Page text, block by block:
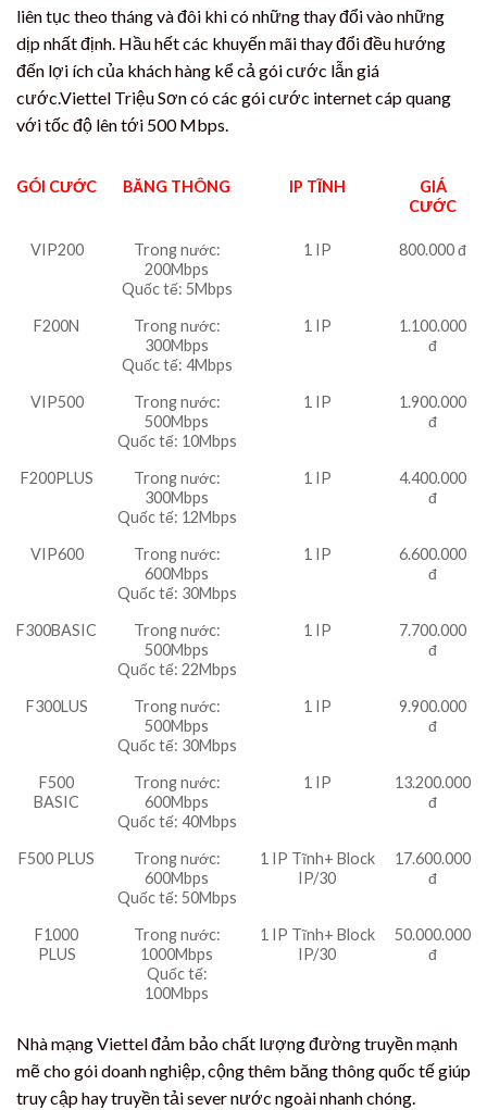
liên tục theo tháng và đôi khi có những thay đổi vào những
dịp nhất định. Hầu hết các khuyến mãi thay đổi đều hướng
đến lợi ích của khách hàng kể cả gói cước lẫn giá
cước.Viettel Triệu Sơn có các gói cước internet cáp quang
với tốc độ lên tới 500 Mbps.
GÓI CƯỚC BĂNG THÔNG IP TĨNH
GIÁ
CƯỚC
VIP200
Trong nước:
200Mbps
Quốc tế: 5Mbps
1 IP 800.000 đ
F200N
Trong nước:
300Mbps
Quốc tế: 4Mbps
1 IP
1.100.000
đ
VIP500
Trong nước:
500Mbps
Quốc tế: 10Mbps
1 IP
1.900.000
đ
F200PLUS
Trong nước:
300Mbps
Quốc tế: 12Mbps
1 IP
4.400.000
đ
VIP600
Trong nước:
600Mbps
Quốc tế: 30Mbps
1 IP
6.600.000
đ
F300BASIC
Trong nước:
500Mbps
Quốc tế: 22Mbps
1 IP
7.700.000
đ
F300LUS
Trong nước:
500Mbps
Quốc tế: 30Mbps
1 IP
9.900.000
đ
F500
BASIC
Trong nước:
600Mbps
Quốc tế: 40Mbps
1 IP
13.200.000
đ
F500 PLUS
Trong nước:
600Mbps
Quốc tế: 50Mbps
1 IP Tĩnh+ Block
IP/30
17.600.000
đ
F1000
PLUS
Trong nước:
1000Mbps
Quốc tế:
100Mbps
1 IP Tĩnh+ Block
IP/30
50.000.000
đ
Nhà mạng Viettel đảm bảo chất lượng đường truyền mạnh
mẽ cho gói doanh nghiệp, cộng thêm băng thông quốc tế giúp
truy cập hay truyền tải sever nước ngoài nhanh chóng.